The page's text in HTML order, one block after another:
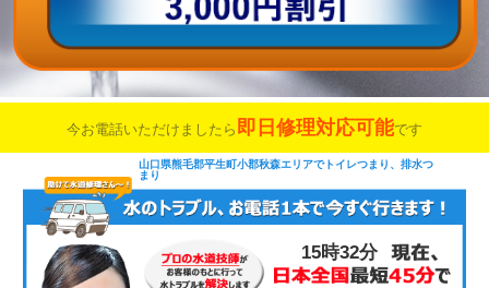
今お電話いただけましたら 即日修理対応可能です
山口県熊毛郡平生町小郡秋森エリアでトイレつまり、排水つ
まり
15時32分